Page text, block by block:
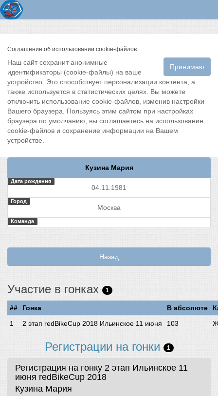
Соглашение об использовании cookie-файлов
Принимаю
Наш сайт сохранит анонимные
идентификаторы (cookie-файлы) на ваше
устройство. Это способствует персонализации контента, а
также используется в статистических целях. Вы можете
отключить использование cookie-файлов, изменив настройки
Вашего браузера. Пользуясь этим сайтом при настройках
браузера по умолчанию, вы соглашаетесь на использование
cookie-файлов и сохранение информации на Вашем
устройстве.
Кузина Мария
Дата рождения
04.11.1981
Город
Москва
Команда
Назад
Участие в гонках 1
## Гонка В абсолюте
2 этап redBikeCup 2018 Ильинское 11 июня
103
Регистрации на гонки 1
Регистрация на гонку 2 этап Ильинское 11
июня redBikeCup 2018
Кузина Мария